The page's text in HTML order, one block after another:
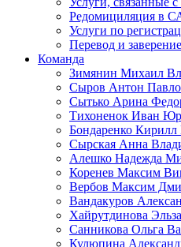
Редомициляция в
Услуги по
Перевод и
Команда
Зимянин Михаил
Сыров Антон
Сытько Арина
Тихоненок Иван
Бондаренко
Сырская Анна
Алешко Надежда
Коренев Максим
Вербов Максим
Вандакуров
Хайрутдинова
Санникова Ольга
Кулюпина